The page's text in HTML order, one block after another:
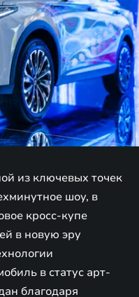
из ключевых точек
шоу, в
кросс-купе
в новую эру
в статус арт-
благодаря